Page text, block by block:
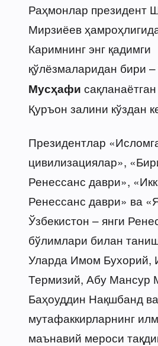
Раҳмонлар президент
Мирзиёев
Каримнинг энг қадимги
қўлёзмаларидан бири –
Мусҳафи
Қуръон залини кўздан
Президентлар
цивилизациялар»,
Ренессанс даври»,
Ренессанс даври» ва
Ўзбекистон – янги
бўлимлари билан
Уларда Имом Бухорий,
Термизий, Абу Мансур
Баҳоуддин Нақшбанд
мутафаккирларнинг
маънавий мероси